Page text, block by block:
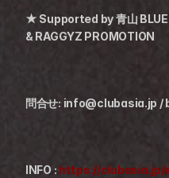
★ Supported by 青山 BLUE
& RAGGYZ PROMOTION
問合せ: info@clubasia.jp
INFO : https://clubasia.jp/